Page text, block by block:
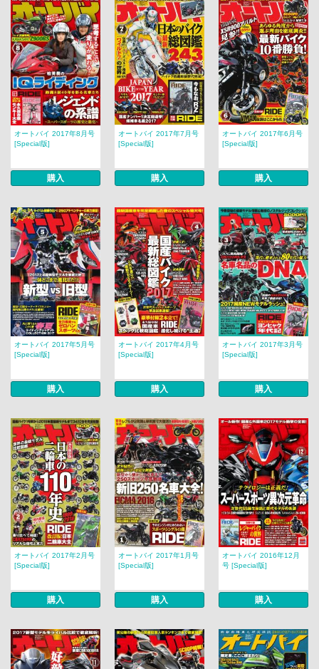
オートバイ 2017年8月号
[Special版]
購入
オートバイ 2017年7月号
[Special版]
購入
オートバイ 2017年6月号
[Special版]
購入
オートバイ 2017年5月号
[Special版]
購入
オートバイ 2017年4月号
[Special版]
購入
オートバイ 2017年3月号
[Special版]
購入
オートバイ 2017年2月号
[Special版]
購入
オートバイ 2017年1月号
[Special版]
購入
オートバイ 2016年12月
号 [Special版]
購入